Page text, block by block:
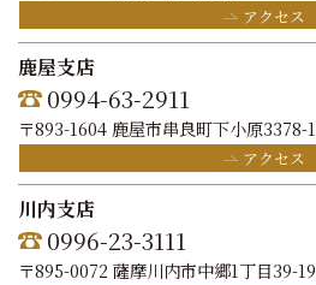
アクセス
鹿屋支店
0994-63-2911
〒893-1604 鹿屋市串良町下小原3378-1
アクセス
川内支店
0996-23-3111
〒895-0072 薩摩川内市中郷1丁目39-19